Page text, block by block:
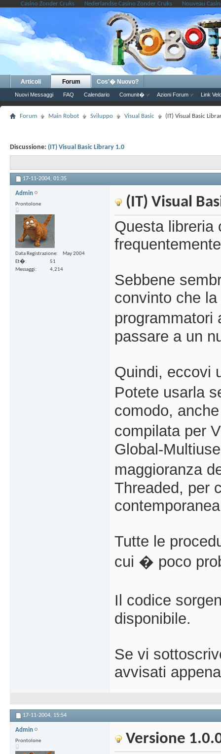
Casino Zonder Cruks Nederlandse Casino Zonder Cruks Nouveau
Articoli Forum
Nuovi Messaggi FAQ Calendario Comunit� Azioni Forum Link
Cos'� Nuovo?
Forum Main Robot Sviluppo Visual Basic (IT) Visual Basic
Discussione: (IT) Visual Basic Library 1.0
17-11-2004, 01:35
Admin
Prontolone
Data Registrazione
May 2004
Et�
51
Messaggi
4,214
(IT) Visual
Questa libreria
Sebbene
convinto che
passare a un
Quindi, eccovi
Potete usarla
comodo,
compilata per
Global-
maggioranza
Threaded, per
Tutte le
cui � poco
Il codice
disponibile.
Se vi
avvisati
17-11-2004, 15:54
Admin
Prontolone Versione